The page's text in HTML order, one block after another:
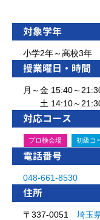
対象学年
小学2年～高校3年
授業曜日・時間
月～金 15:40～
土 14:10～
対応コース
プロ検会場 初級コ
電話番号
048-661-8530
住所
〒337-0051 埼玉